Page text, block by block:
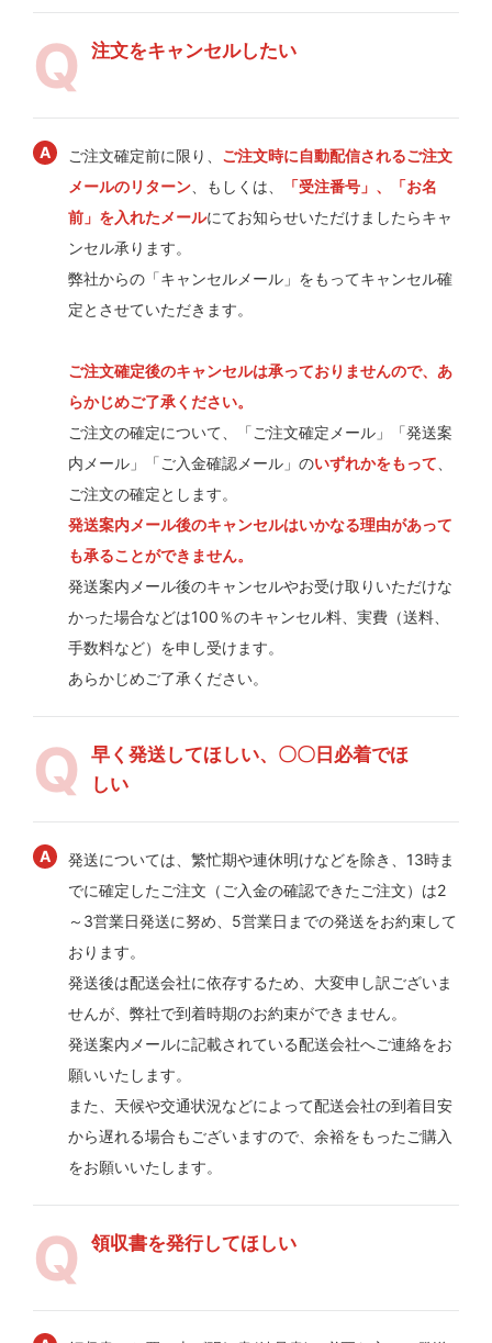
注文をキャンセルしたい
ご注文確定前に限り、 ご注文時に自動配信されるご注文
メールのリターン 、もしくは、
「受注番号」、「お名
前」を入れたメールにてお知らせいただけましたらキャ
ンセル承ります。
弊社からの「キャンセルメール」をもってキャンセル確
定とさせていただきます。
ご注文確定後のキャンセルは承っておりませんので、あ
らかじめご了承ください。
ご注文の確定について、「ご注文確定メール」「発送案
内メール」「ご入金確認メール」のいずれかをもって
ご注文の確定とします。
発送案内メール後のキャンセルはいかなる理由があって
も承ることができません。
発送案内メール後のキャンセルやお受け取りいただけな
かった場合などは100％のキャンセル料、実費（送料、
手数料など）を申し受けます。
あらかじめご了承ください。
早く発送してほしい、〇〇日必着でほ
しい
発送については、繁忙期や連休明けなどを除き、13時ま
でに確定したご注文（ご入金の確認できたご注文）は2
～3営業日発送に努め、5営業日までの発送をお約束して
おります。
発送後は配送会社に依存するため、大変申し訳ございま
せんが、弊社で到着時期のお約束ができません。
発送案内メールに記載されている配送会社へご連絡をお
願いいたします。
また、天候や交通状況などによって配送会社の到着目安
から遅れる場合もございますので、余裕をもったご購入
をお願いいたします。
領収書を発行してほしい